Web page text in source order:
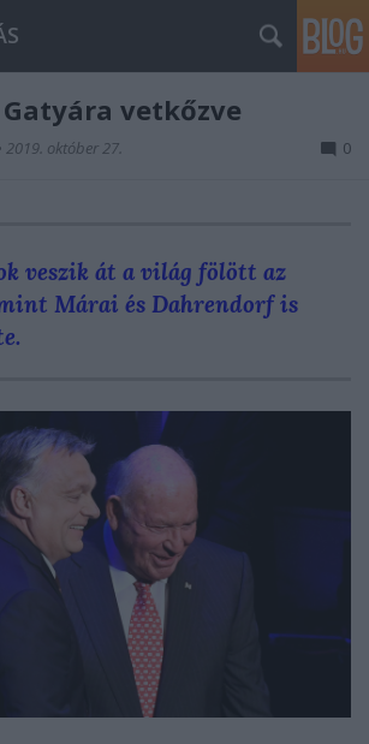
Gatyára vetkőzve
• 2019. október 27. 0
veszik át a világ fölött az
Márai és Dahrendorf is